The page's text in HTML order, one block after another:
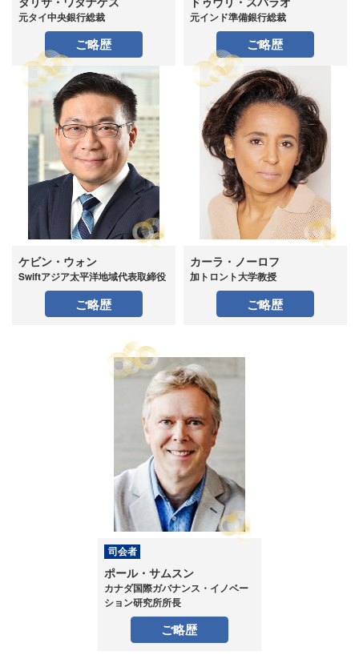
元タイ中央銀行総裁
ご略歴
元インド準備銀行総裁
ご略歴
ケビン・ウォン
Swiftアジア太平洋地域代表取締役
ご略歴
カーラ・ノーロフ
加トロント大学教授
ご略歴
司会者
ポール・サムスン
カナダ国際ガバナンス・イノベー
ション研究所所長
ご略歴